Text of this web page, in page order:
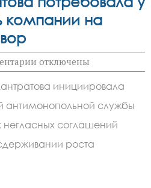
компании на
к
записи
Лантратова
потребовала
у
ФАС
проверить
компании
отключены
инициировала
антимонопольной службы
соглашений
роста